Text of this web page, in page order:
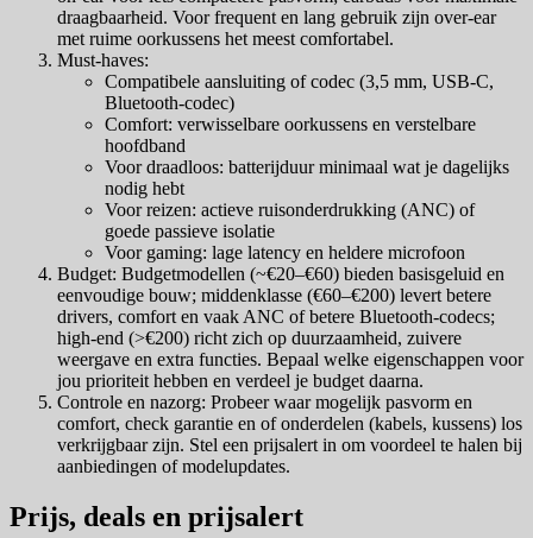
draagbaarheid. Voor frequent en lang gebruik zijn over-ear
met ruime oorkussens het meest comfortabel.
Must-haves:
Compatibele aansluiting of codec (3,5 mm, USB-C,
Bluetooth-codec)
Comfort: verwisselbare oorkussens en verstelbare
hoofdband
Voor draadloos: batterijduur minimaal wat je dagelijks
nodig hebt
Voor reizen: actieve ruisonderdrukking (ANC) of
goede passieve isolatie
Voor gaming: lage latency en heldere microfoon
Budget: Budgetmodellen (~€20–€60) bieden basisgeluid en
eenvoudige bouw; middenklasse (€60–€200) levert betere
drivers, comfort en vaak ANC of betere Bluetooth-codecs;
high-end (>€200) richt zich op duurzaamheid, zuivere
weergave en extra functies. Bepaal welke eigenschappen voor
jou prioriteit hebben en verdeel je budget daarna.
Controle en nazorg: Probeer waar mogelijk pasvorm en
comfort, check garantie en of onderdelen (kabels, kussens) los
verkrijgbaar zijn. Stel een prijsalert in om voordeel te halen bij
aanbiedingen of modelupdates.
Prijs, deals en prijsalert